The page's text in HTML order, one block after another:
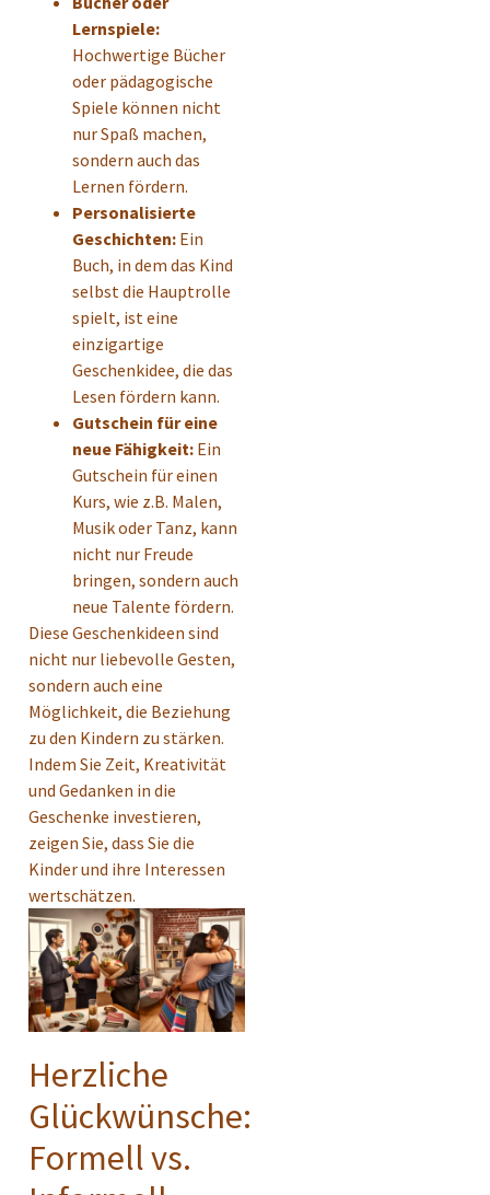
Lernspiele:
Hochwertige Bücher
oder pädagogische
Spiele können nicht
nur Spaß machen,
sondern auch das
Lernen fördern.
Personalisierte
Geschichten: Ein
Buch, in dem das Kind
selbst die Hauptrolle
spielt, ist eine
einzigartige
Geschenkidee, die das
Lesen fördern kann.
Gutschein für eine
neue Fähigkeit: Ein
Gutschein für einen
Kurs, wie z.B. Malen,
Musik oder Tanz, kann
nicht nur Freude
bringen, sondern auch
neue Talente fördern.
Diese Geschenkideen sind
nicht nur liebevolle Gesten,
sondern auch eine
Möglichkeit, die Beziehung
zu den Kindern zu stärken.
Indem Sie Zeit, Kreativität
und Gedanken in die
Geschenke investieren,
zeigen Sie, dass Sie die
Kinder und ihre Interessen
wertschätzen.
Herzliche
Glückwünsche:
Formell vs.